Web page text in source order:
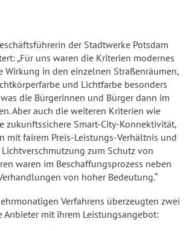
der Stadtwerke Potsdam
„Für uns waren die Kriterien modernes
Wirkung in den einzelnen Straßenräumen,
und Lichtfarbe besonders
die Bürgerinnen und Bürger dann im
Aber auch die weiteren Kriterien wie
zukunftssichere Smart-City-Konnektivität,
mit fairem Preis-Leistungs-Verhältnis und
zum Schutz von
waren im Beschaffungsprozess neben
von hoher Bedeutung.“
Verfahrens überzeugten zwei
Anbieter mit ihrem Leistungsangebot: